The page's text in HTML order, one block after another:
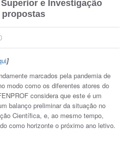
e Investigação
propostas
]
marcados pela pandemia de
modo como os diferentes atores do
considera que este é um
balanço preliminar da situação no
Científica, e, ao mesmo tempo,
como horizonte o próximo ano letivo.